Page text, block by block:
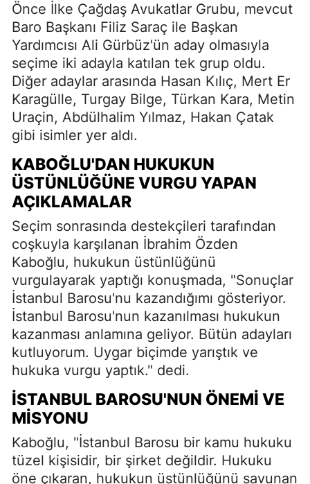
Önce İlke Çağdaş Avukatlar Grubu, mevcut
Baro Başkanı Filiz Saraç ile Başkan
Yardımcısı Ali Gürbüz'ün aday olmasıyla
seçime iki adayla katılan tek grup oldu.
Diğer adaylar arasında Hasan Kılıç, Mert Er
Karagülle, Turgay Bilge, Türkan Kara, Metin
Uraçin, Abdülhalim Yılmaz, Hakan Çatak
gibi isimler yer aldı.
KABOĞLU'DAN HUKUKUN
ÜSTÜNLÜĞÜNE VURGU YAPAN
AÇIKLAMALAR
Seçim sonrasında destekçileri tarafından
coşkuyla karşılanan İbrahim Özden
Kaboğlu, hukukun üstünlüğünü
vurgulayarak yaptığı konuşmada, "Sonuçlar
İstanbul Barosu'nu kazandığımı gösteriyor.
İstanbul Barosu'nun kazanılması hukukun
kazanması anlamına geliyor. Bütün adayları
kutluyorum. Uygar biçimde yarıştık ve
hukuka vurgu yaptık." dedi.
İSTANBUL BAROSU'NUN ÖNEMI VE
MISYONU
Kaboğlu, "İstanbul Barosu bir kamu hukuku
tüzel kişisidir, bir şirket değildir. Hukuku
öne çıkaran, hukukun üstünlüğünü savunan